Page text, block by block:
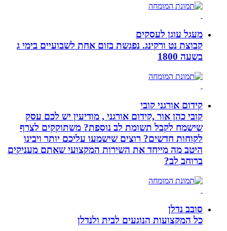
מעגל עוגן לעסקים
קבוצת נט ורקינג. נפגשת בזום אחת לשבועיים בימי ג
בשעה 1800
קידום אורגני קובי
קובי כהן אור ,קידום אורגני , מודיעין יש לכם עסק
שישמח לקבל תשומת לב נוספת? משתוקקים לצרף
לקוחות חדשים? רוצים שישמעו עליכם יותר ויבינו
היטב מה מייחד את השירות המקצועי שאתם מעניקים
ברוחב לב?
סובב נדלן
כל המקצועות הנוגעים לבית ולנדלן